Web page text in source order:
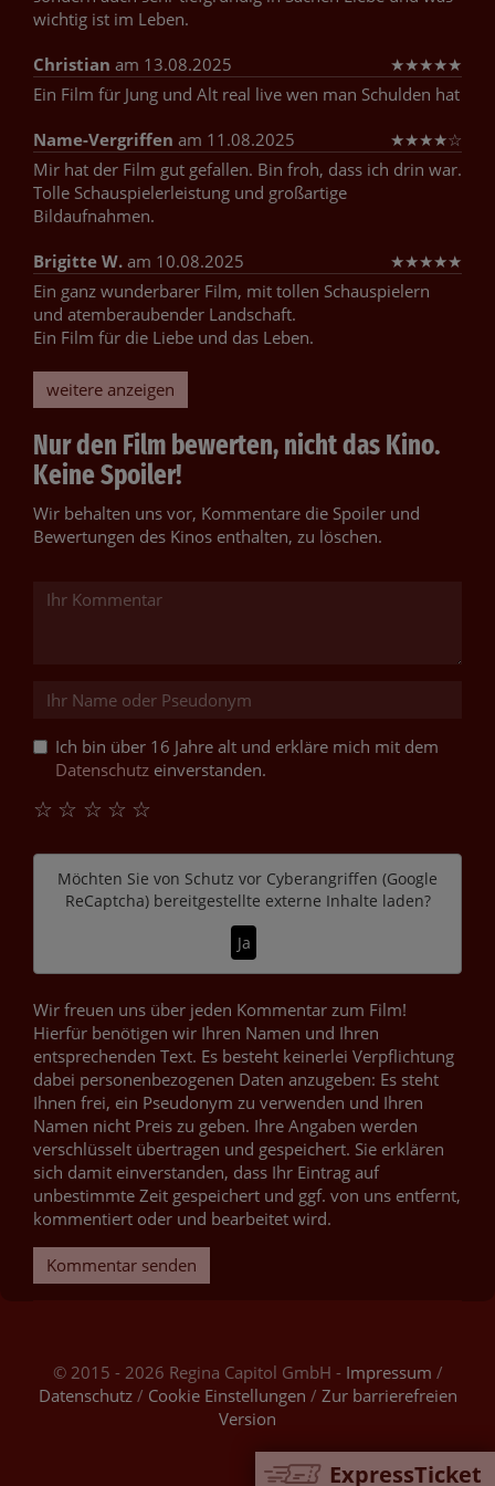
ExpressTicket
wichtig ist im Leben.
Christian am 13.08.2025 ★★★★★
Ein Film für Jung und Alt real live wen man Schulden hat
Name-Vergriffen am 11.08.2025 ★★★★☆
Mir hat der Film gut gefallen. Bin froh, dass ich drin war.
Tolle Schauspielerleistung und großartige
Bildaufnahmen.
Brigitte W. am 10.08.2025 ★★★★★
Ein ganz wunderbarer Film, mit tollen Schauspielern
und atemberaubender Landschaft.
Ein Film für die Liebe und das Leben.
weitere anzeigen
Nur den Film bewerten, nicht das Kino.
Keine Spoiler!
Wir behalten uns vor, Kommentare die Spoiler und
Bewertungen des Kinos enthalten, zu löschen.
Ich bin über 16 Jahre alt und erkläre mich mit dem
Datenschutz einverstanden.
☆
☆
☆
☆
☆
Möchten Sie von Schutz vor Cyberangriffen (Google
ReCaptcha)bereitgestellte externe Inhalte laden?
Ja
Wir freuen uns über jeden Kommentar zum Film!
Hierfür benötigen wir Ihren Namen und Ihren
entsprechenden Text. Es besteht keinerlei Verpflichtung
dabei personenbezogenen Daten anzugeben: Es steht
Ihnen frei, ein Pseudonym zu verwenden und Ihren
Namen nicht Preis zu geben. Ihre Angaben werden
verschlüsselt übertragen und gespeichert. Sie erklären
sich damit einverstanden, dass Ihr Eintrag auf
unbestimmte Zeit gespeichert und ggf. von uns entfernt,
kommentiert oder und bearbeitet wird.
Kommentar senden
© 2015 - 2026 Regina Capitol GmbH - Impressum /
Datenschutz/ Cookie Einstellungen / Zur barrierefreien
Version